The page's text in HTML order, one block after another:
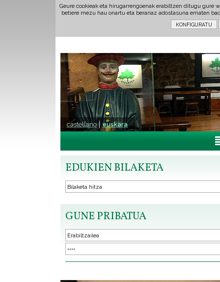
Geure cookieak eta hirugarrengoenak erabiltzen ditugu gure
betiere mezu hau onartu eta berariaz adostasuna ematen
castellano euskara
EDUKIEN BILAKETA
GUNE PRIBATUA